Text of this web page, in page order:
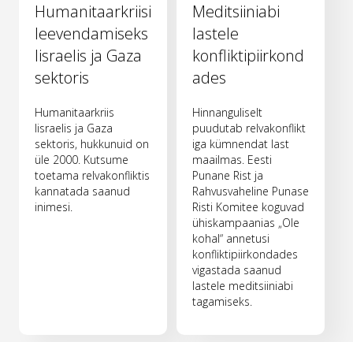
Humanitaarkriisi
leevendamiseks
Iisraelis ja Gaza
sektoris
Humanitaarkriis
Iisraelis ja Gaza
sektoris, hukkunuid on
üle 2000. Kutsume
toetama relvakonfliktis
kannatada saanud
inimesi.
Meditsiiniabi
lastele
konfliktipiirkond
ades
Hinnanguliselt
puudutab relvakonflikt
iga kümnendat last
maailmas. Eesti
Punane Rist ja
Rahvusvaheline Punase
Risti Komitee koguvad
ühiskampaanias „Ole
kohal“ annetusi
konfliktipiirkondades
vigastada saanud
lastele meditsiiniabi
tagamiseks.